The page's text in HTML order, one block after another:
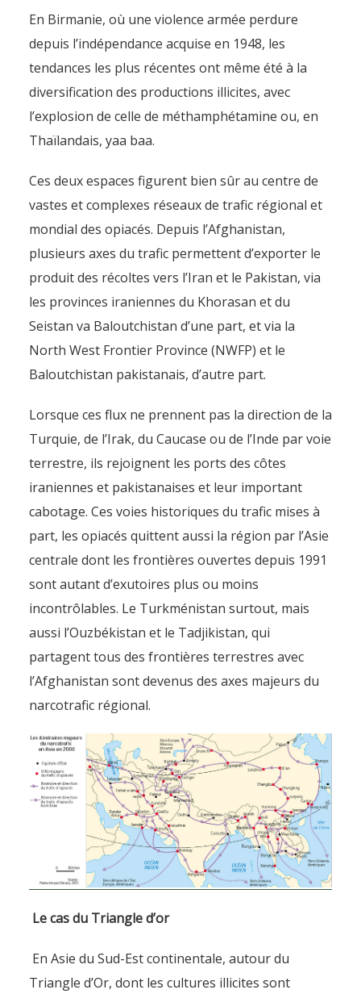
En Birmanie, où une violence armée perdure
depuis l’indépendance acquise en 1948, les
tendances les plus récentes ont même été à la
diversification des productions illicites, avec
l’explosion de celle de méthamphétamine ou, en
Thaïlandais, yaa baa.
Ces deux espaces figurent bien sûr au centre de
vastes et complexes réseaux de trafic régional et
mondial des opiacés. Depuis l’Afghanistan,
plusieurs axes du trafic permettent d’exporter le
produit des récoltes vers l’Iran et le Pakistan, via
les provinces iraniennes du Khorasan et du
Seistan va Baloutchistan d’une part, et via la
North West Frontier Province (NWFP) et le
Baloutchistan pakistanais, d’autre part.
Lorsque ces flux ne prennent pas la direction de la
Turquie, de l’Irak, du Caucase ou de l’Inde par voie
terrestre, ils rejoignent les ports des côtes
iraniennes et pakistanaises et leur important
cabotage. Ces voies historiques du trafic mises à
part, les opiacés quittent aussi la région par l’Asie
centrale dont les frontières ouvertes depuis 1991
sont autant d’exutoires plus ou moins
incontrôlables. Le Turkménistan surtout, mais
aussi l’Ouzbékistan et le Tadjikistan, qui
partagent tous des frontières terrestres avec
l’Afghanistan sont devenus des axes majeurs du
narcotrafic régional.
Le cas du Triangle d’or
En Asie du Sud-Est continentale, autour du
Triangle d’Or, dont les cultures illicites sont